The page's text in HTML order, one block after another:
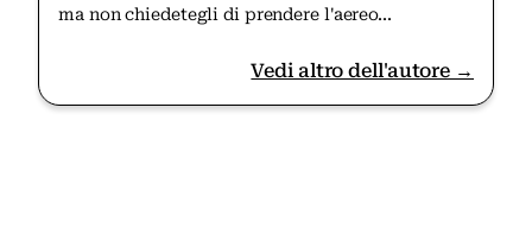
ma non chiedetegli di prendere l'aereo...
Vedi altro dell'autore →